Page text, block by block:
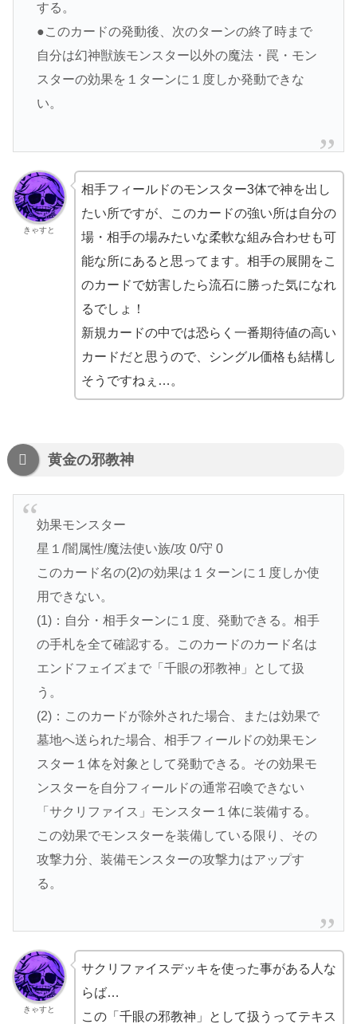
する。
●このカードの発動後、次のターンの終了時まで
自分は幻神獣族モンスター以外の魔法・罠・モン
スターの効果を１ターンに１度しか発動できな
い。
きゃすと
相手フィールドのモンスター3体で神を出し
たい所ですが、このカードの強い所は自分の
場・相手の場みたいな柔軟な組み合わせも可
能な所にあると思ってます。相手の展開をこ
のカードで妨害したら流石に勝った気になれ
るでしょ！
新規カードの中では恐らく一番期待値の高い
カードだと思うので、シングル価格も結構し
そうですねぇ…。
黄金の邪教神
効果モンスター
星１/闇属性/魔法使い族/攻 0/守 0
このカード名の(2)の効果は１ターンに１度しか使
用できない。
(1)：自分・相手ターンに１度、発動できる。相手
の手札を全て確認する。このカードのカード名は
エンドフェイズまで「千眼の邪教神」として扱
う。
(2)：このカードが除外された場合、または効果で
墓地へ送られた場合、相手フィールドの効果モン
スター１体を対象として発動できる。その効果モ
ンスターを自分フィールドの通常召喚できない
「サクリファイス」モンスター１体に装備する。
この効果でモンスターを装備している限り、その
攻撃力分、装備モンスターの攻撃力はアップす
る。
きゃすと
サクリファイスデッキを使った事がある人な
らば…
この「千眼の邪教神」として扱うってテキス